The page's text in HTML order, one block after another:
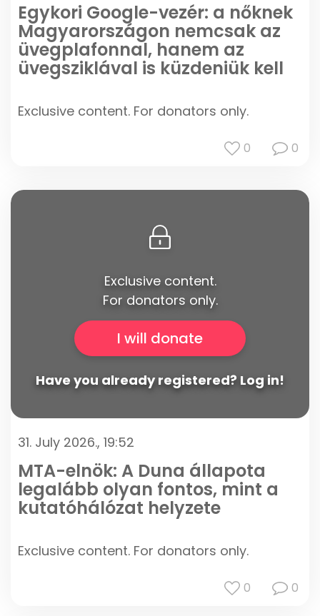
0 0
Egykori Google-vezér: a nőknek
Magyarországon nemcsak az
üvegplafonnal, hanem az
üvegsziklával is küzdeniük kell
Exclusive content. For donators only.
Exclusive content.
For donators only.
I will donate
Have you already registered? Log in!
31. July 2026., 19:52
0 0
MTA-elnök: A Duna állapota
legalább olyan fontos, mint a
kutatóhálózat helyzete
Exclusive content. For donators only.